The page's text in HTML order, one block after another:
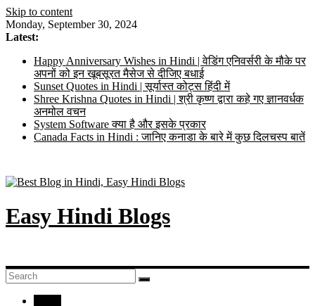
Skip to content
Monday, September 30, 2024
Latest:
Happy Anniversary Wishes in Hindi | वेडिंग एनिवर्सरी के मौके पर
अपनों को इन खूबसूरत मैसेज से दीजिए बधाई
Sunset Quotes in Hindi | सूर्यास्त कोट्स हिंदी में
Shree Krishna Quotes in Hindi | श्री कृष्ण द्वारा कहे गए ज्ञानवर्धक
अनमोल वचन
System Software क्या है और इसके प्रकार
Canada Facts in Hindi : जानिए कनाडा के बारे में कुछ दिलचस्प बातें
Easy Hindi Blogs